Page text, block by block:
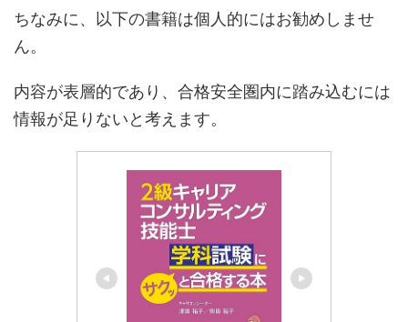
ちなみに、以下の書籍は個人的にはお勧めしませ
ん。
内容が表層的であり、合格安全圏内に踏み込むには
情報が足りないと考えます。